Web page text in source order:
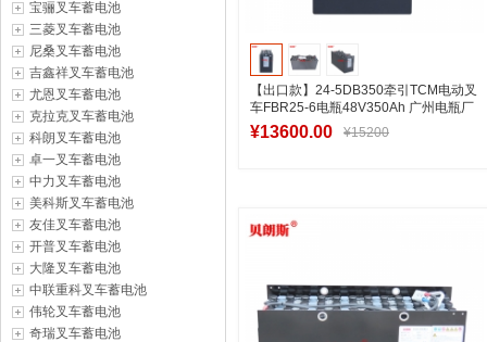
宝骊叉车蓄电池
三菱叉车蓄电池
尼桑叉车蓄电池
吉鑫祥叉车蓄电池
尤恩叉车蓄电池
克拉克叉车蓄电池
科朗叉车蓄电池
卓一叉车蓄电池
中力叉车蓄电池
美科斯叉车蓄电池
友佳叉车蓄电池
开普叉车蓄电池
大隆叉车蓄电池
中联重科叉车蓄电池
伟轮叉车蓄电池
奇瑞叉车蓄电池
【出口款】24-5DB350牵引TCM电动叉
车FBR25-6电瓶48V350Ah 广州电瓶厂
家定制
¥13600.00 ¥15200